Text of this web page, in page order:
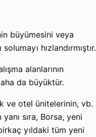
büyümesini veya
hızlandırmıştır.
alanlarının
da büyüktür.
ve otel ünitelerinin, vb.
yanı sıra, Borsa, yeni
yıldaki tüm yeni